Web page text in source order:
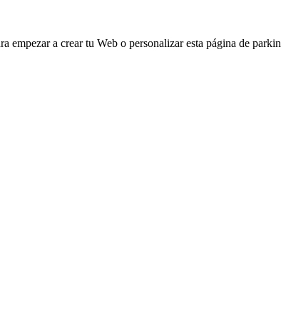
empezar a crear tu Web o personalizar esta página de